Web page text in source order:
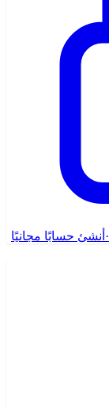
· أنشئ حسابًا مجانيًا